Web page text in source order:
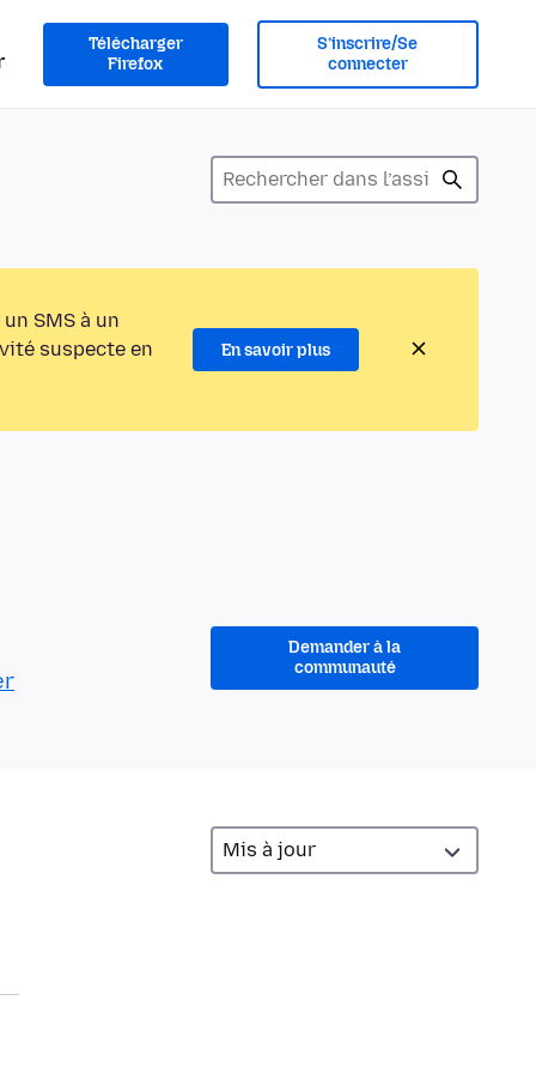
Télécharger
Firefox
S’inscrire/Se
connecter
SMS à un
suspecte en
En savoir plus
Demander à la
communauté